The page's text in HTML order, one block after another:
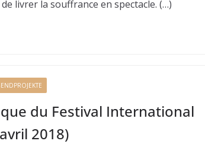
livrer la souffrance en spectacle. (…)
du Festival International
2018)